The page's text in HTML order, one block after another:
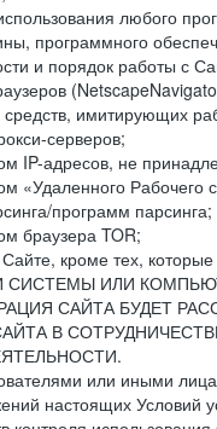
любого
программного
и порядок работы с
имитирующих
серверов;
IP-адресов, не
«Удаленного Рабочего
программ парсинга;
браузера TOR;
кроме тех,
СИСТЕМЫ ИЛИ
САЙТА БУДЕТ
В
или иными
настоящих Условий